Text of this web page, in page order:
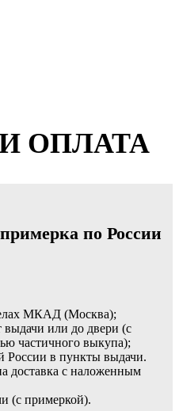
ОПЛАТА
по России
МКАД (Москва);
выдачи или до двери (с
частичного выкупа);
России в пункты выдачи.
доставка с наложенным
(с примеркой).